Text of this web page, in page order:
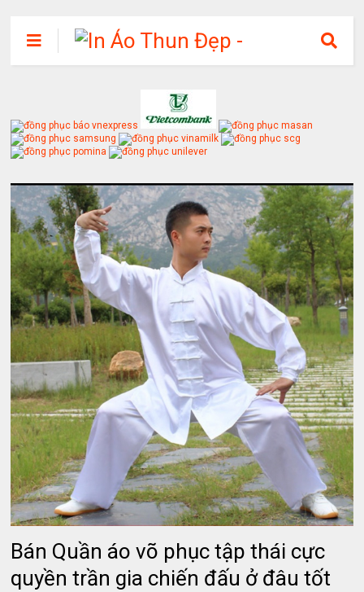
Bán Quần áo võ phục tập thái cực
quyền trần gia chiến đấu ở đâu tốt